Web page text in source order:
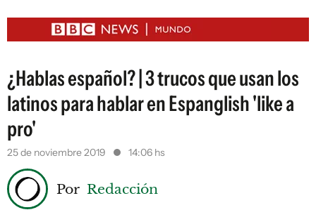
ESTADOS UNIDOS
¿Hablas español? | 3 trucos que usan los
latinos para hablar en Espanglish 'like a
pro'
25 de noviembre 2019 14:06 hs
Por Redacción